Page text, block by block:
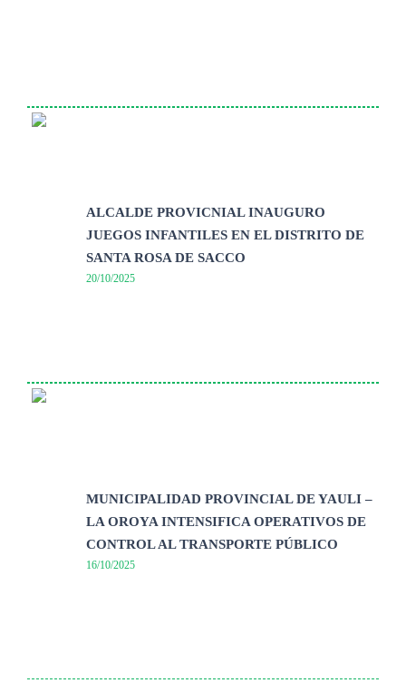
ALCALDE PROVICNIAL INAUGURO
JUEGOS INFANTILES EN EL DISTRITO DE
SANTA ROSA DE SACCO
20/10/2025
MUNICIPALIDAD PROVINCIAL DE YAULI –
LA OROYA INTENSIFICA OPERATIVOS DE
CONTROL AL TRANSPORTE PÚBLICO
16/10/2025